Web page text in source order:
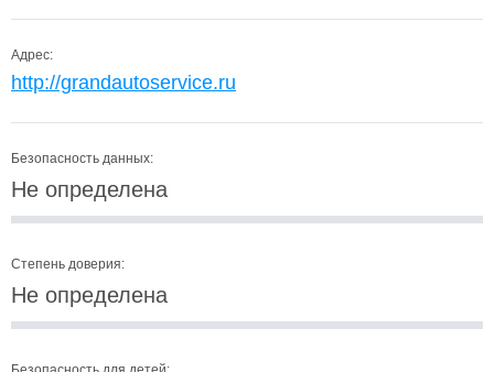
Адрес:
http://grandautoservice.ru
Безопасность данных:
Не определена
Степень доверия:
Не определена